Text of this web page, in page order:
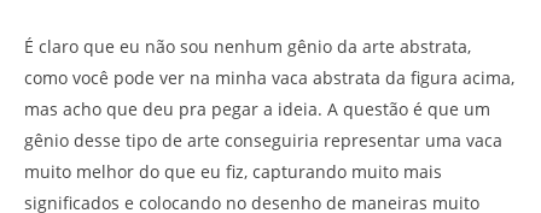
É claro que eu não sou nenhum gênio da arte abstrata,
como você pode ver na minha vaca abstrata da figura acima,
mas acho que deu pra pegar a ideia. A questão é que um
gênio desse tipo de arte conseguiria representar uma vaca
muito melhor do que eu fiz, capturando muito mais
significados e colocando no desenho de maneiras muito